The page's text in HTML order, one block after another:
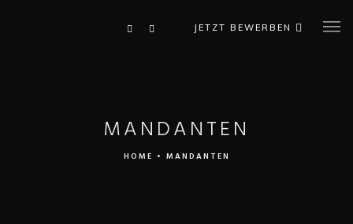
JETZT BEWERBEN
MANDANTEN
HOME • MANDANTEN